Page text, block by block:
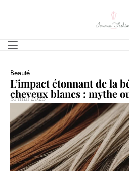
Beauté
L’impact étonnant de la
cheveux blancs : mythe
31 mai 2025